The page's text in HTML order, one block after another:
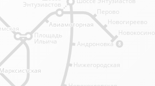
8
Андроновка
Нижегородская
Перово
Новогиреево
Новокосино
Площадь
Ильича
Авиамоторная
Авиамоторная
Энтузиастов